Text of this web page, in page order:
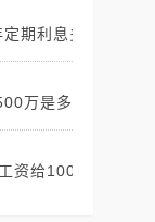
期利息多少
万是多少人民币
资给100~350元一